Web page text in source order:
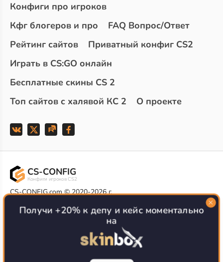
Конфиги про игроков
Кфг блогеров и про
FAQ Вопрос/Ответ
Рейтинг сайтов
Приватный конфиг CS2
Играть в CS:GO онлайн
Бесплатные скины CS 2
Топ сайтов с халявой КС 2
О проекте
CS-CONFIG
Конфиги игроков CS2
CS-CONFIG.com © 2020-2026 г.
РЕКЛАМА НА САЙТЕ
Все доступные варианты размещения
Согласие на обработку данных
О CS-CONFIG.COM
Получи +20% к депу и кейс моментально
на